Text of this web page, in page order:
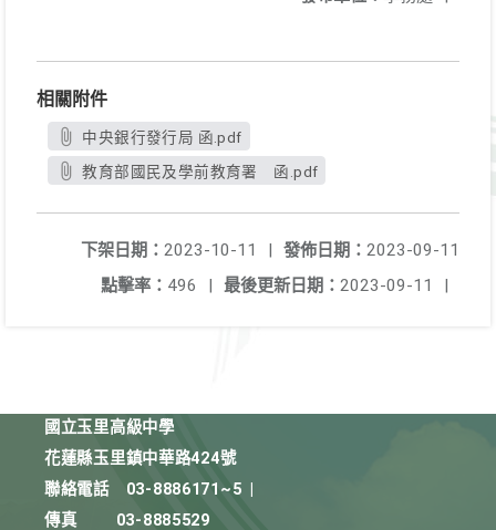
相關附件
中央銀行發行局 函.pdf
教育部國民及學前教育署 函.pdf
發佈日期： 2023-09-11
下架日期： 2023-10-11
|
最後更新日期： 2023-09-11 |
點擊率： 496 |
國立玉里高級中學
花蓮縣玉里鎮中華路424號
聯絡電話
03-8886171~5
傳真
03-8885529